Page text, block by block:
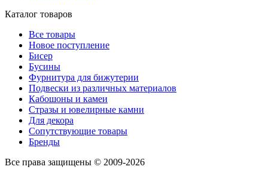
Каталог товаров
Все товары
Новое поступление
Бисер
Бусины
Фурнитура для бижутерии
Подвески из различных материалов
Кабошоны и камеи
Стразы и ювелирные камни
Для декора
Сопутствующие товары
Бренды
Все права защищены © 2009-2026